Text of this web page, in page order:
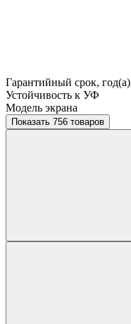
Гарантийный срок, год(а)
Устойчивость к УФ
Модель экрана
Показать 756 товаров